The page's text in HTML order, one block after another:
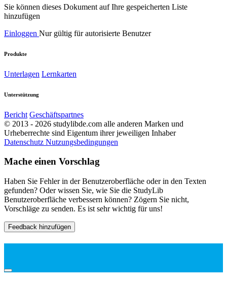
Sie können dieses Dokument auf Ihre gespeicherten Liste
hinzufügen
Einloggen Nur gültig für autorisierte Benutzer
Produkte
Unterlagen Lernkarten
Unterstützung
Bericht Geschäftspartnes
© 2013 - 2026 studylibde.com alle anderen Marken und
Urheberrechte sind Eigentum ihrer jeweiligen Inhaber
Datenschutz Nutzungsbedingungen
Mache einen Vorschlag
Haben Sie Fehler in der Benutzeroberfläche oder in den Texten
gefunden? Oder wissen Sie, wie Sie die StudyLib
Benutzeroberfläche verbessern können? Zögern Sie nicht,
Vorschläge zu senden. Es ist sehr wichtig für uns!
Feedback hinzufügen